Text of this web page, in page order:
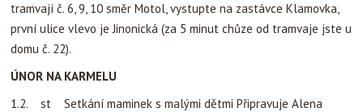
tramvají č. 6, 9, 10 směr Motol, vystupte na zastávce Klamovka,
první ulice vlevo je Jinonická (za 5 minut chůze od tramvaje jste u
domu č. 22).
ÚNOR NA KARMELU
1.2. st Setkání maminek s malými dětmi Připravuje Alena